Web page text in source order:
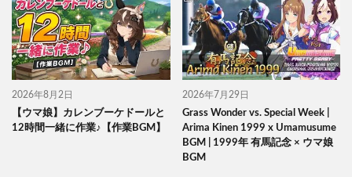
2026年8月2日
【ウマ娘】カレンブーケドールと
12時間一緒に作業♪【作業BGM】
2026年7月29日
Grass Wonder vs. Special Week |
Arima Kinen 1999 x Umamusume
BGM | 1999年 有馬記念 × ウマ娘
BGM